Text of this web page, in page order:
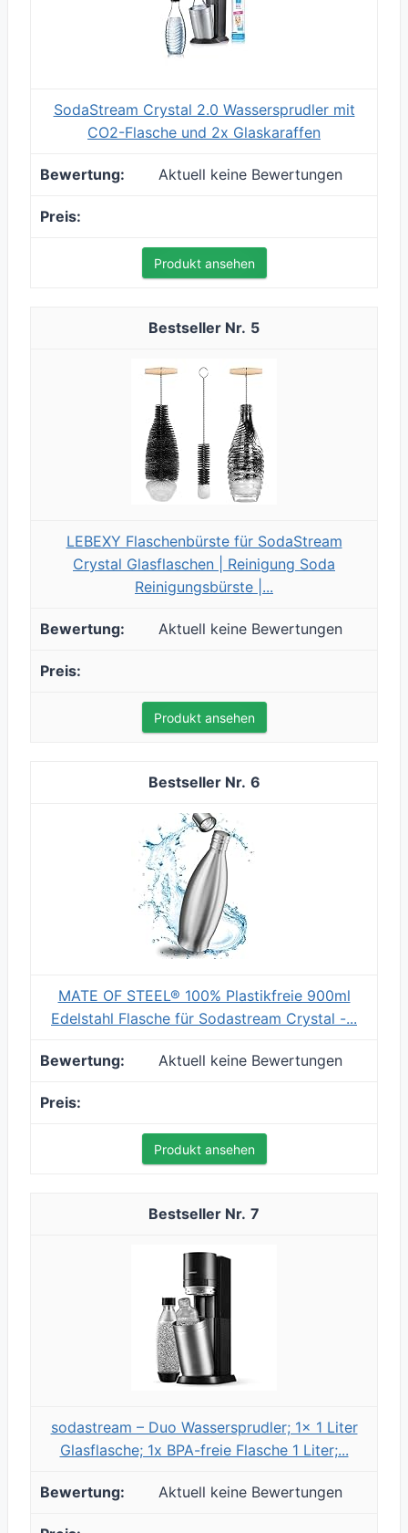
SodaStream Crystal 2.0 Wassersprudler mit
CO2-Flasche und 2x Glaskaraffen
Aktuell keine Bewertungen
Produkt ansehen
5
LEBEXY Flaschenbürste für SodaStream
Crystal Glasflaschen | Reinigung Soda
Reinigungsbürste |...
Aktuell keine Bewertungen
Produkt ansehen
6
MATE OF STEEL® 100% Plastikfreie 900ml
Edelstahl Flasche für Sodastream Crystal -...
Aktuell keine Bewertungen
Produkt ansehen
7
sodastream – Duo Wassersprudler; 1x 1 Liter
Glasflasche; 1x BPA-freie Flasche 1 Liter;...
Aktuell keine Bewertungen